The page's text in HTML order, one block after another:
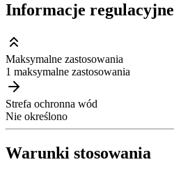
Informacje regulacyjne
Maksymalne zastosowania
1 maksymalne zastosowania
Strefa ochronna wód
Nie określono
Warunki stosowania